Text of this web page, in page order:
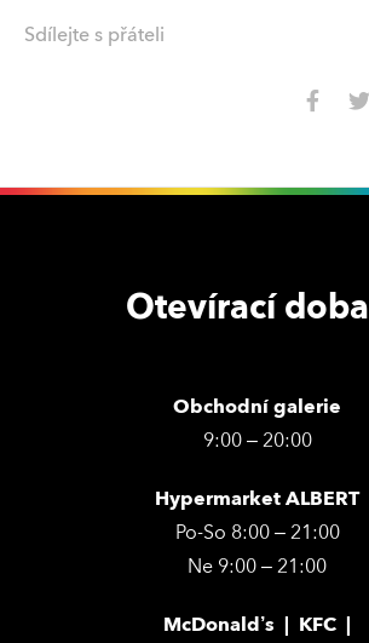
Sdílejte s přáteli
Otevírací doba
Obchodní galerie
9:00 – 20:00
Hypermarket ALBERT
Po-So 8:00 – 21:00
Ne 9:00 – 21:00
McDonald’s | KFC |